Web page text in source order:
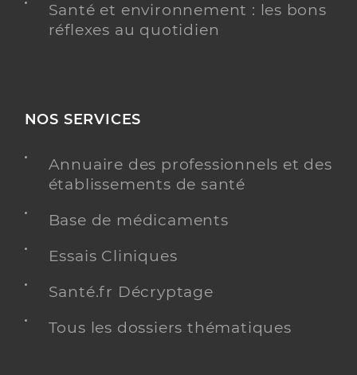
Santé et environnement : les bons
réflexes au quotidien
NOS SERVICES
Annuaire des professionnels et des
établissements de santé
Base de médicaments
Essais Cliniques
Santé.fr Décryptage
Tous les dossiers thématiques